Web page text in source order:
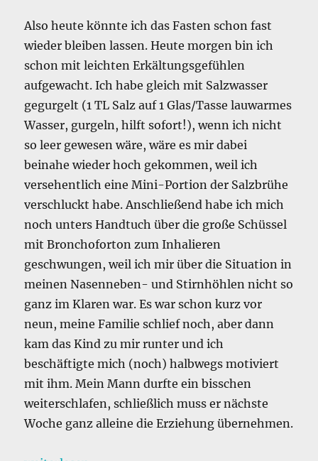
Also heute könnte ich das Fasten schon fast
wieder bleiben lassen. Heute morgen bin ich
schon mit leichten Erkältungsgefühlen
aufgewacht. Ich habe gleich mit Salzwasser
gegurgelt (1 TL Salz auf 1 Glas/Tasse lauwarmes
Wasser, gurgeln, hilft sofort!), wenn ich nicht
so leer gewesen wäre, wäre es mir dabei
beinahe wieder hoch gekommen, weil ich
versehentlich eine Mini-Portion der Salzbrühe
verschluckt habe. Anschließend habe ich mich
noch unters Handtuch über die große Schüssel
mit Bronchoforton zum Inhalieren
geschwungen, weil ich mir über die Situation in
meinen Nasenneben- und Stirnhöhlen nicht so
ganz im Klaren war. Es war schon kurz vor
neun, meine Familie schlief noch, aber dann
kam das Kind zu mir runter und ich
beschäftigte mich (noch) halbwegs motiviert
mit ihm. Mein Mann durfte ein bisschen
weiterschlafen, schließlich muss er nächste
Woche ganz alleine die Erziehung übernehmen.